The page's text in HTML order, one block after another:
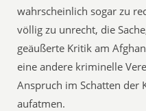
wahrscheinlich sogar zu
völlig zu unrecht, die
geäußerte Kritik am
eine andere kriminelle
Anspruch im Schatten der
aufatmen.